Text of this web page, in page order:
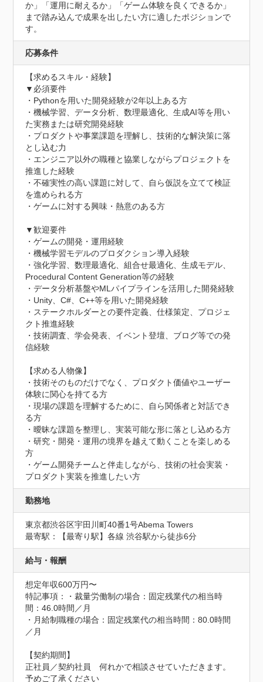
か」「運用に耐えるか」「ゲーム体験を良くできるか」
まで踏み込んで成果を出したい方に適したポジションで
す。
応募条件
【求めるスキル・経験】
▼必須要件
・Pythonを用いた開発経験が2年以上ある方
・機械学習、データ分析、数理最適化、生成AI等を用い
た実務または研究開発経験
・プロダクトや事業課題を理解し、技術的な解決策に落
とし込む力
・エンジニア以外の職種と協業しながらプロジェクトを
推進した経験
・不確実性の高い課題に対して、自ら仮説を立てて検証
を進められる方
・ゲームに対する興味・熱意のある方
▼歓迎要件
・ゲームの開発・運用経験
・機械学習モデルのプロダクション導入経験
・強化学習、数理最適化、組合せ最適化、生成モデル、
Procedural Content Generation等の経験
・データ分析基盤やMLパイプラインを活用した開発経験
・Unity、C#、C++等を用いた開発経験
・ステークホルダーとの要件定義、仕様策定、プロジェ
クト推進経験
・技術調査、学会発表、イベント登壇、ブログ等での発
信経験
【求める人物像】
・技術そのものだけでなく、プロダクト価値やユーザー
体験に関心を持てる方
・現場の課題を理解するために、自ら関係者と対話でき
る方
・曖昧な課題を整理し、実装可能な形に落とし込める方
・研究・開発・運用の境界を越えて動くことを楽しめる
方
・ゲーム開発チームと伴走しながら、技術の社会実装・
プロダクト実装を推進したい方
勤務地
東京都渋谷区宇田川町40番1号Abema Towers
最寄駅：【最寄り駅】各線 渋谷駅から徒歩6分
給与・報酬
想定年収600万円〜
特記事項：・裁量労働制の場合：固定残業代の相当時
間：46.0時間／月
・月給制職種の場合：固定残業代の相当時間：80.0時間
／月
【契約期間】
正社員／契約社員　何れかで相談させていただきます。
予めご了承ください